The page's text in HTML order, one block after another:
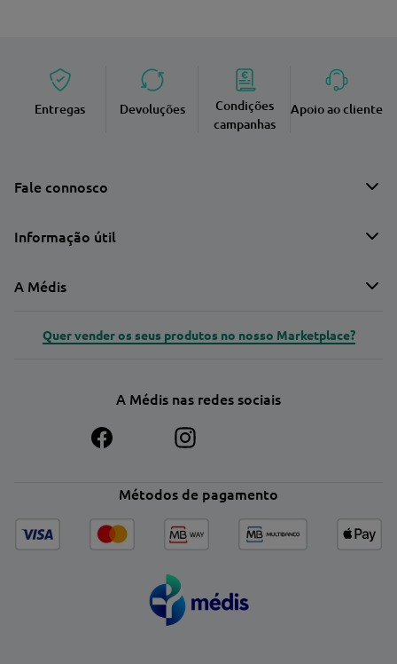
Entregas Devoluções
Condições
campanhas
Apoio ao cliente
Fale connosco
Informação útil
A Médis
Quer vender os seus produtos no nosso Marketplace?
A Médis nas redes sociais
Métodos de pagamento